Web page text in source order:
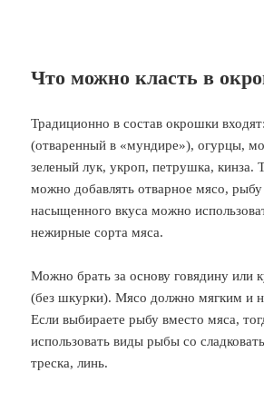
Что можно класть в
Традиционно в состав окрошки
(отваренный в «мундире»), огурцы,
зеленый лук, укроп, петрушка, кинза.
можно добавлять отварное мясо,
насыщенного вкуса можно
нежирные сорта мяса.
Можно брать за основу говядину или
(без шкурки). Мясо должно мягким и
Если выбираете рыбу вместо мяса,
использовать виды рыбы со
треска, линь.